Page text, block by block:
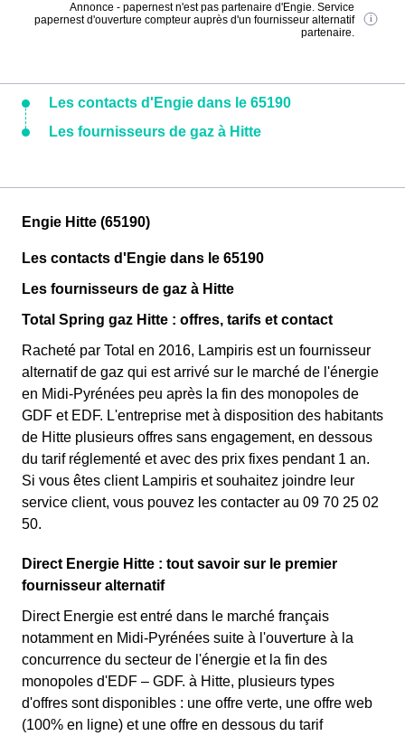
Annonce - papernest n'est pas partenaire d'Engie. Service
papernest d'ouverture compteur auprès d'un fournisseur alternatif
partenaire.
Les contacts d'Engie dans le 65190
Les fournisseurs de gaz à Hitte
Engie Hitte (65190)
Les contacts d'Engie dans le 65190
Les fournisseurs de gaz à Hitte
Total Spring gaz Hitte : offres, tarifs et contact
Racheté par Total en 2016, Lampiris est un fournisseur
alternatif de gaz qui est arrivé sur le marché de l'énergie
en Midi-Pyrénées peu après la fin des monopoles de
GDF et EDF. L'entreprise met à disposition des habitants
de Hitte plusieurs offres sans engagement, en dessous
du tarif réglementé et avec des prix fixes pendant 1 an.
Si vous êtes client Lampiris et souhaitez joindre leur
service client, vous pouvez les contacter au 09 70 25 02
50.
Direct Energie Hitte : tout savoir sur le premier
fournisseur alternatif
Direct Energie est entré dans le marché français
notamment en Midi-Pyrénées suite à l'ouverture à la
concurrence du secteur de l'énergie et la fin des
monopoles d'EDF – GDF. à Hitte, plusieurs types
d'offres sont disponibles : une offre verte, une offre web
(100% en ligne) et une offre en dessous du tarif